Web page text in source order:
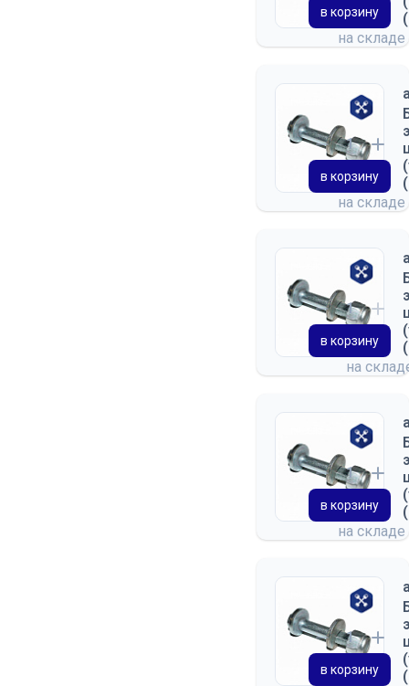
на складе
в корзину
на складе
в корзину
на
в корзину
на складе
в корзину
в корзину